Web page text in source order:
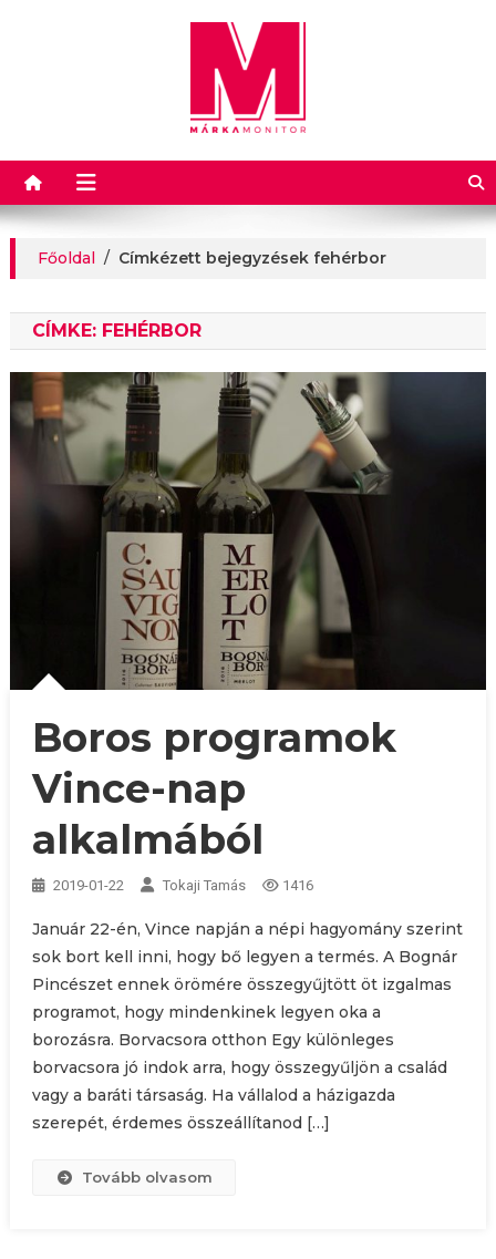
Márkamonitor
Főoldal / Címkézett bejegyzések fehérbor
CÍMKE: FEHÉRBOR
Boros programok
Vince-nap
alkalmából
2019-01-22 Tokaji Tamás 1416
Január 22-én, Vince napján a népi hagyomány szerint
sok bort kell inni, hogy bő legyen a termés. A Bognár
Pincészet ennek örömére összegyűjtött öt izgalmas
programot, hogy mindenkinek legyen oka a
borozásra. Borvacsora otthon Egy különleges
borvacsora jó indok arra, hogy összegyűljön a család
vagy a baráti társaság. Ha vállalod a házigazda
szerepét, érdemes összeállítanod […]
Tovább olvasom